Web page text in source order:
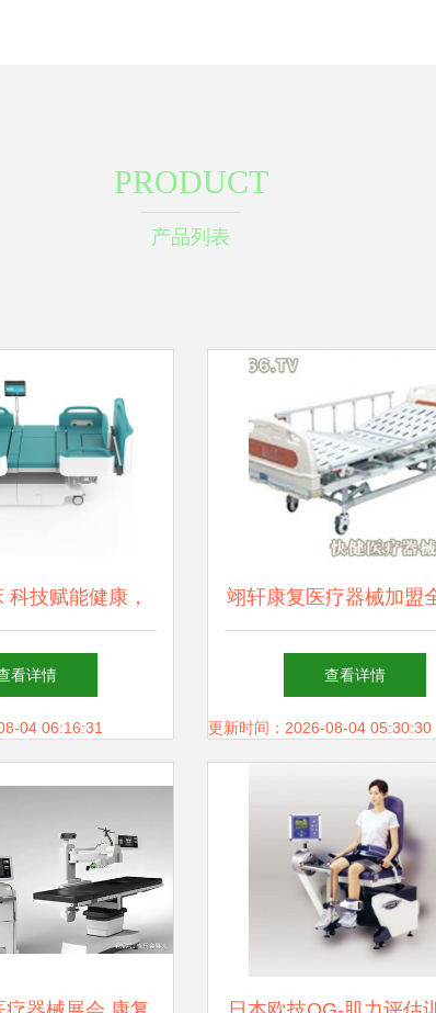
PRODUCT
产品列表
科技赋能健康，
康复未来
看详情
04 06:16:31
翊轩康复医疗器械加盟
投资成本与连锁加盟店
南
查看详情
更新时间：2026-08-04 05:30:30